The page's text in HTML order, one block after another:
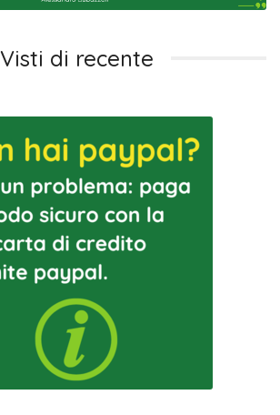
Visti di recente